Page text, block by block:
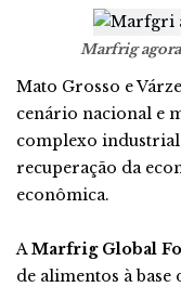
Marfrig
Mato Grosso e
cenário nacional e
complexo
recuperação da
econômica.
AMarfrig Global
de alimentos à